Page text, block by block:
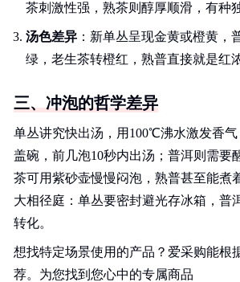
茶刺激性强，熟茶则醇厚顺滑，有种
汤色差异 ：新单丛呈现金黄或橙黄，
绿，老生茶转橙红，熟普直接就是红
三、冲泡的哲学差异
单丛讲究快出汤，用100℃沸水激发香
盖碗，前几泡10秒内出汤；普洱则需要
茶可用紫砂壶慢慢闷泡，熟普甚至能煮
大相径庭：单丛要密封避光存冰箱，普
转化。
想找特定场景使用的产品？爱采购能根
荐。为您找到您心中的专属商品